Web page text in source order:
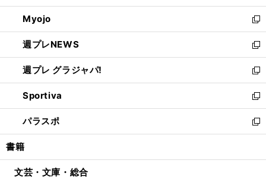
開
く
ウ
で
開
く
ン
ド
ウ
で
開
く
ウ
ィ
ン
ド
ウ
で
開
く
Myojo
新
し
い
ウ
ィ
ン
ド
ウ
で
開
週プレNEWS
新
し
い
ウ
ィ
ン
ド
ウ
開
週プレ グラジャパ!
新
し
い
ウ
ィ
ン
ウ
Sportiva
新
し
い
ウ
ン
パラスポ
新
し
ウ
書籍
文芸・文庫・総合